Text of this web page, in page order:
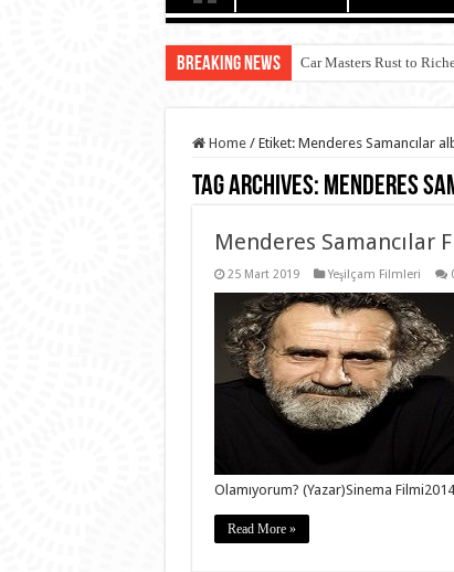
Breaking News Car Masters Rust to
Home / Etiket: Menderes Samancılar
Tag Archives: Menderes
Menderes Samancılar
25 Mart 2019 Yeşilçam Filmleri
Olamıyorum? (Yazar)Sinema
Read More »